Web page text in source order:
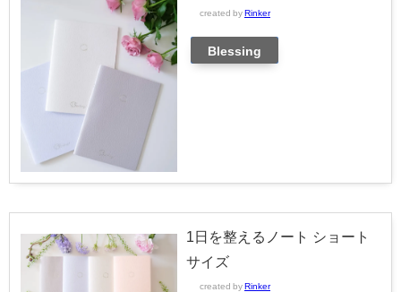
created by Rinker
Blessing
1日を整えるノート ショート
サイズ
created by Rinker